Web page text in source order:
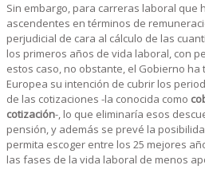
Sin embargo, para carreras laboral que
ascendentes en términos de
perjudicial de cara al cálculo de las
los primeros años de vida laboral, con
estos caso, no obstante, el Gobierno ha
Europea su intención de cubrir los
de las cotizaciones -la conocida como
cotización-, lo que eliminaría esos
pensión, y además se prevé la
permita escoger entre los 25 mejores
las fases de la vida laboral de menos